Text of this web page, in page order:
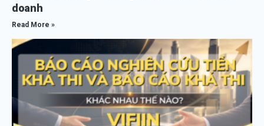
doanh
Read More »